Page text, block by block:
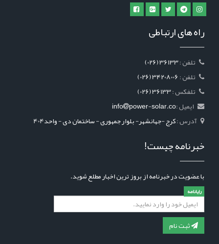
راه های ارتباطی
(026) 36133
(026) 34208006
(026) 36133
ایمیل :
info power-solar.co
آدرس :کرج -جهانشهر- بلوار جمهوری - ساختمان دی - واحد404
خبرنامه چیست!
با عضویت در خبرنامه از بروز ترین اخبار مطلع شوید.
رایانامه
ثبت نام